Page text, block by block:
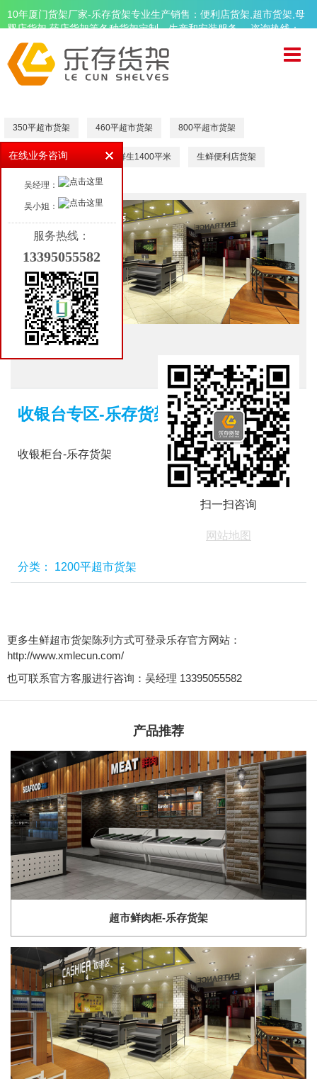
10年厦门货架厂家-乐存货架专业生产销售：便利店货架,超市货架,母
婴店货架,药店货架等各种货架定制、生产和安装服务。 咨询热线：
13395055582
首页
关于乐存
便利店货架
母婴店货架
周边设备
品牌案例
新闻资讯
货架商城
350平超市货架 460平超市货架 800平超市货架
1200平超市货架 优品鲜生1400平米 生鲜便利店货架
收银台专区-乐存货架
收银柜台-乐存货架
分类： 1200平超市货架
扫一扫咨询
网站地图
更多生鲜超市货架陈列方式可登录乐存官方网站：
http://www.xmlecun.com/
也可联系官方客服进行咨询：吴经理 13395055582
产品推荐
超市鲜肉柜-乐存货架
在线业务咨询
吴经理：
吴小姐：
服务热线：
13395055582